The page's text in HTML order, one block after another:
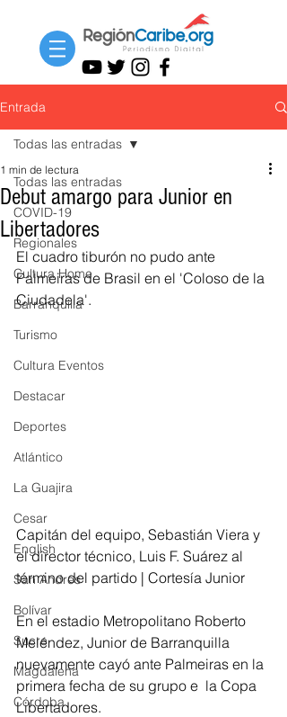
Entrada
Todas las entradas
COVID-19
Regionales
Cultura Home
Barranquilla
Turismo
Cultura Eventos
Destacar
Deportes
Atlántico
La Guajira
Cesar
English
San Andres
Bolívar
Sucre
Magdalena
Córdoba
Todas las entradas
Debut amargo para Junior en
Libertadores
1 min de lectura
El cuadro tiburón no pudo ante
Palmeiras de Brasil en el 'Coloso de la
Ciudadela'.
Capitán del equipo, Sebastián Viera y
el director técnico, Luis F. Suárez al
término del partido | Cortesía Junior
En el estadio Metropolitano Roberto
Meléndez, Junior de Barranquilla
nuevamente cayó ante Palmeiras en la
primera fecha de su grupo e  la Copa
Libertadores.